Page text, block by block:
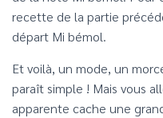
recette de la partie
départ Mi bémol.
Et voilà, un mode, un
paraît simple ! Mais vous
apparente cache une